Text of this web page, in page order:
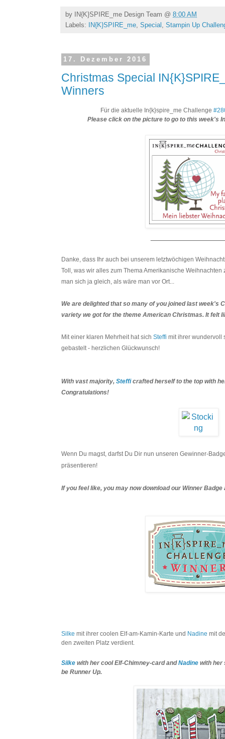
by IN{K}SPIRE_me Design Team @ 8:00 AM
Labels:
IN{K}SPIRE_me Special Stampin Up
17. Dezember 2016
Christmas Special
Winners
Für die aktuelle In{k}spire_me Challenge
Please click on the picture to go to this week's
Danke, dass Ihr auch bei unserem letztwöchigen
Toll, was wir alles zum Thema Amerikanische
man sich ja gleich, als wäre man vor Ort...
We are delighted that so many of you joined last week's
variety we got for the theme American Christmas. It felt
Mit einer klaren Mehrheit hat sich Steffi mit ihrer wundervoll
gebastelt - herzlichen Glückwunsch!
With vast majority, Stefficrafted herself to the top with
Congratulations!
Wenn Du magst, darfst Du Dir nun unseren Gewinner-
präsentieren!
If you feel like, you may now download our Winner
Silke mit ihrer coolen Elf-am-Kamin-Karte und Nadine mit
den zweiten Platz verdient.
Silke with her cool Elf-Chimney-card andNadine with her
be Runner Up.